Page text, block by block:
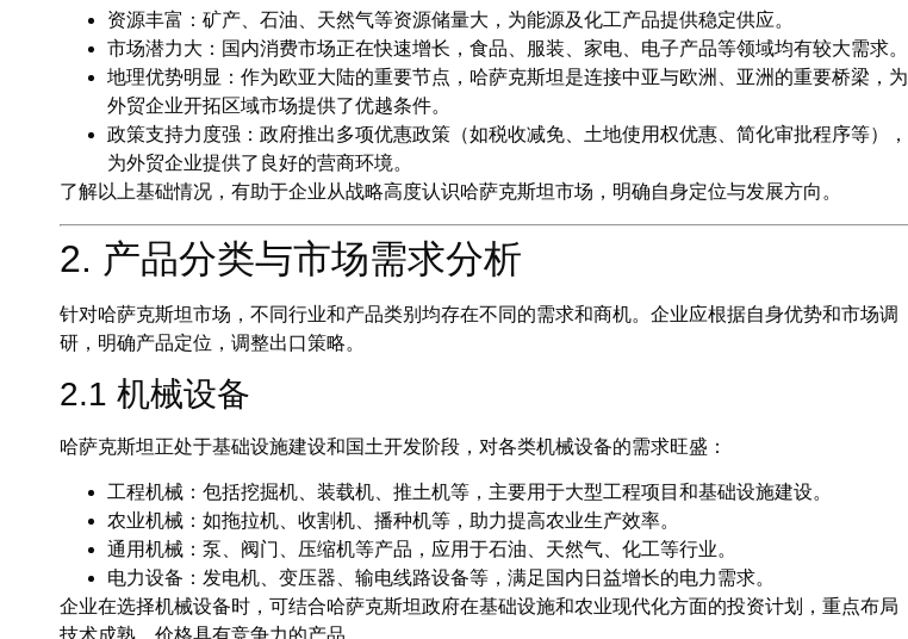
资源丰富 ：矿产、石油、天然气等资源储量大，为能源及化工产品提供稳定供应。
市场潜力大 ：国内消费市场正在快速增长，食品、服装、家电、电子产品等领域均有较大需求。
地理优势明显 ：作为欧亚大陆的重要节点，哈萨克斯坦是连接中亚与欧洲、亚洲的重要桥梁，为
外贸企业开拓区域市场提供了优越条件。
政策支持力度强 ：政府推出多项优惠政策（如税收减免、土地使用权优惠、简化审批程序等），
为外贸企业提供了良好的营商环境。
了解以上基础情况，有助于企业从战略高度认识哈萨克斯坦市场，明确自身定位与发展方向。
2. 产品分类与市场需求分析
针对哈萨克斯坦市场，不同行业和产品类别均存在不同的需求和商机。企业应根据自身优势和市场调
研，明确产品定位，调整出口策略。
2.1 机械设备
哈萨克斯坦正处于基础设施建设和国土开发阶段，对各类机械设备的需求旺盛：
工程机械 ：包括挖掘机、装载机、推土机等，主要用于大型工程项目和基础设施建设。
农业机械 ：如拖拉机、收割机、播种机等，助力提高农业生产效率。
通用机械 ：泵、阀门、压缩机等产品，应用于石油、天然气、化工等行业。
电力设备 ：发电机、变压器、输电线路设备等，满足国内日益增长的电力需求。
企业在选择机械设备时，可结合哈萨克斯坦政府在基础设施和农业现代化方面的投资计划，重点布局